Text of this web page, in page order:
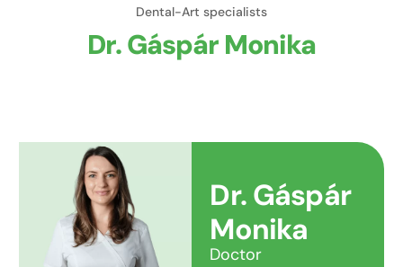
Dental-Art specialists
Dr. Gáspár Monika
Dr. Gáspár
Monika
Doctor